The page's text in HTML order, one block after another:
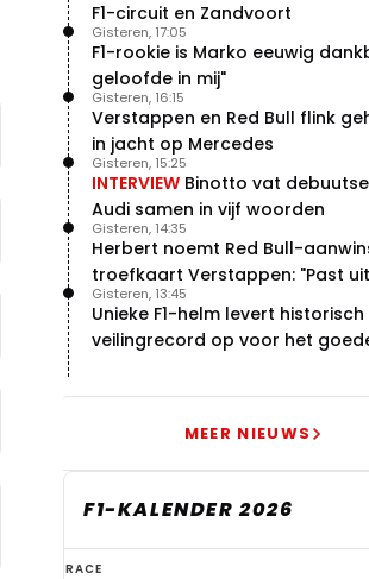
F1-circuit en Zandvoort
F1-rookie is Marko eeuwig
geloofde in mij"
Gisteren, 17:05
Verstappen en Red Bull flink
in jacht op Mercedes
Gisteren, 16:15
INTERVIEW Binotto vat
Audi samen in vijf woorden
Gisteren, 15:25
Herbert noemt Red Bull-
troefkaart Verstappen: "Past
bij Red Bull"
Gisteren, 14:35
Unieke F1-helm levert historisch
veilingrecord op voor het
Gisteren, 13:45
MEER NIEUWS
F1-KALENDER 2026
F1-
RACE